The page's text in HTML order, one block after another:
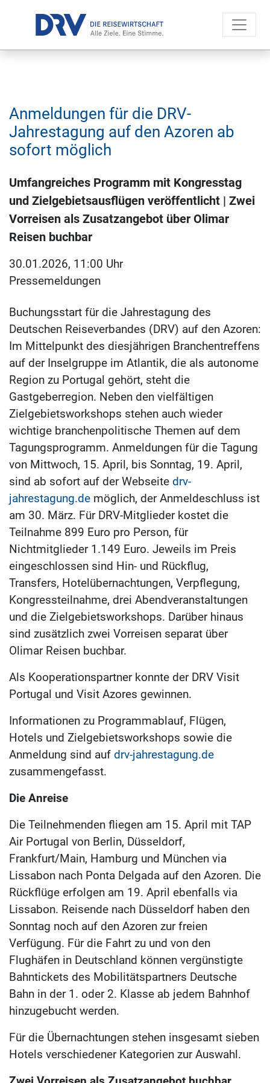
Anmeldungen für die DRV-
Jahrestagung auf den Azoren ab
sofort möglich
Umfangreiches Programm mit Kongresstag
und Zielgebietsausflügen veröffentlicht | Zwei
Vorreisen als Zusatzangebot über Olimar
Reisen buchbar
30.01.2026, 11:00 Uhr
Pressemeldungen
Buchungsstart für die Jahrestagung des
Deutschen Reiseverbandes (DRV) auf den Azoren:
Im Mittelpunkt des diesjährigen Branchentreffens
auf der Inselgruppe im Atlantik, die als autonome
Region zu Portugal gehört, steht die
Gastgeberregion. Neben den vielfältigen
Zielgebietsworkshops stehen auch wieder
wichtige branchenpolitische Themen auf dem
Tagungsprogramm. Anmeldungen für die Tagung
von Mittwoch, 15. April, bis Sonntag, 19. April,
sind ab sofort auf der Webseite drv-
jahrestagung.de möglich, der Anmeldeschluss ist
am 30. März. Für DRV-Mitglieder kostet die
Teilnahme 899 Euro pro Person, für
Nichtmitglieder 1.149 Euro. Jeweils im Preis
eingeschlossen sind Hin- und Rückflug,
Transfers, Hotelübernachtungen, Verpflegung,
Kongressteilnahme, drei Abendveranstaltungen
und die Zielgebietsworkshops. Darüber hinaus
sind zusätzlich zwei Vorreisen separat über
Olimar Reisen buchbar.
Als Kooperationspartner konnte der DRV Visit
Portugal und Visit Azores gewinnen.
Informationen zu Programmablauf, Flügen,
Hotels und Zielgebietsworkshops sowie die
Anmeldung sind auf drv-jahrestagung.de
zusammengefasst.
Die Anreise
Die Teilnehmenden fliegen am 15. April mit TAP
Air Portugal von Berlin, Düsseldorf,
Frankfurt/Main, Hamburg und München via
Lissabon nach Ponta Delgada auf den Azoren. Die
Rückflüge erfolgen am 19. April ebenfalls via
Lissabon. Reisende nach Düsseldorf haben den
Sonntag noch auf den Azoren zur freien
Verfügung. Für die Fahrt zu und von den
Flughäfen in Deutschland können vergünstigte
Bahntickets des Mobilitätspartners Deutsche
Bahn in der 1. oder 2. Klasse ab jedem Bahnhof
hinzugebucht werden.
Für die Übernachtungen stehen insgesamt sieben
Hotels verschiedener Kategorien zur Auswahl.